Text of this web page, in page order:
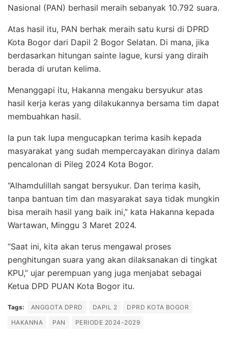
Nasional (PAN) berhasil meraih sebanyak 10.792 suara.
Atas hasil itu, PAN berhak meraih satu kursi di DPRD
Kota Bogor dari Dapil 2 Bogor Selatan. Di mana, jika
berdasarkan hitungan sainte lague, kursi yang diraih
berada di urutan kelima.
Menanggapi itu, Hakanna mengaku bersyukur atas
hasil kerja keras yang dilakukannya bersama tim dapat
membuahkan hasil.
Ia pun tak lupa mengucapkan terima kasih kepada
masyarakat yang sudah mempercayakan dirinya dalam
pencalonan di Pileg 2024 Kota Bogor.
“Alhamdulillah sangat bersyukur. Dan terima kasih,
tanpa bantuan tim dan masyarakat saya tidak mungkin
bisa meraih hasil yang baik ini,” kata Hakanna kepada
Wartawan, Minggu 3 Maret 2024.
“Saat ini, kita akan terus mengawal proses
penghitungan suara yang akan dilaksanakan di tingkat
KPU,” ujar perempuan yang juga menjabat sebagai
Ketua DPD PUAN Kota Bogor itu.
Tags: ANGGOTA DPRD DAPIL 2
DPRD KOTA BOGOR
HAKANNA
PAN PERIODE 2024-2029